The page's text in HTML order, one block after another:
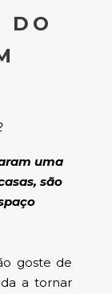
DO
são
goste de
a tornar